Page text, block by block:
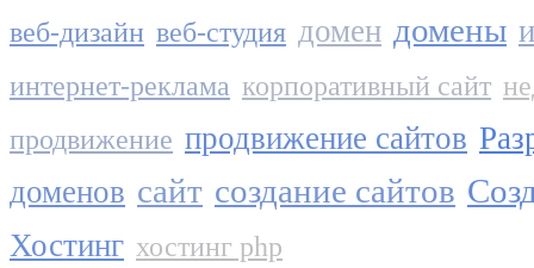
веб-дизайн веб-студия домен домены
интернет-реклама корпоративный сайт
продвижение продвижение сайтов
доменов сайт создание сайтов
Хостинг хостинг php